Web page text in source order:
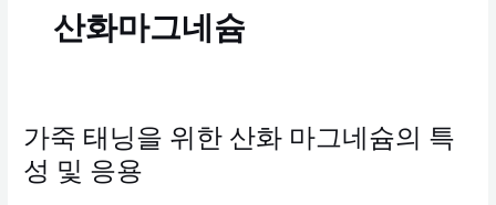
산화마그네슘
가죽 태닝을 위한 산화 마그네슘의 특
성 및 응용